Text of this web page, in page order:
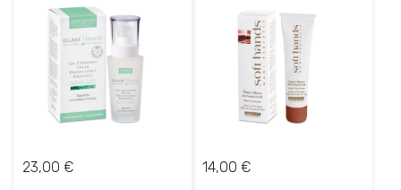
23,00 € 14,00 €